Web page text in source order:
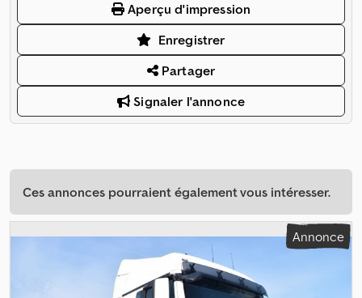
Aperçu d'impression
Enregistrer
Partager
Signaler l'annonce
Ces annonces pourraient également vous intéresser.
Annonce